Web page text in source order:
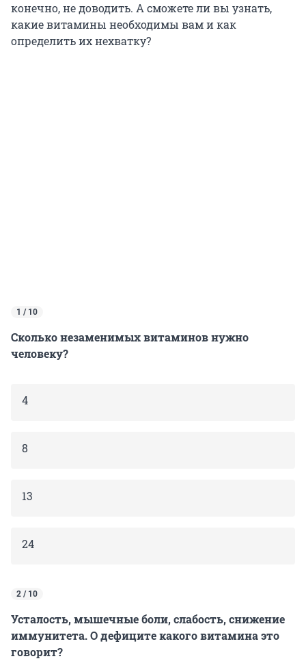
конечно, не доводить. А сможете ли вы узнать,
какие витамины необходимы вам и как
определить их нехватку?
1 / 10
Сколько незаменимых витаминов нужно
человеку?
4
8
13
24
2 / 10
Усталость, мышечные боли, слабость, снижение
иммунитета. О дефиците какого витамина это
говорит?